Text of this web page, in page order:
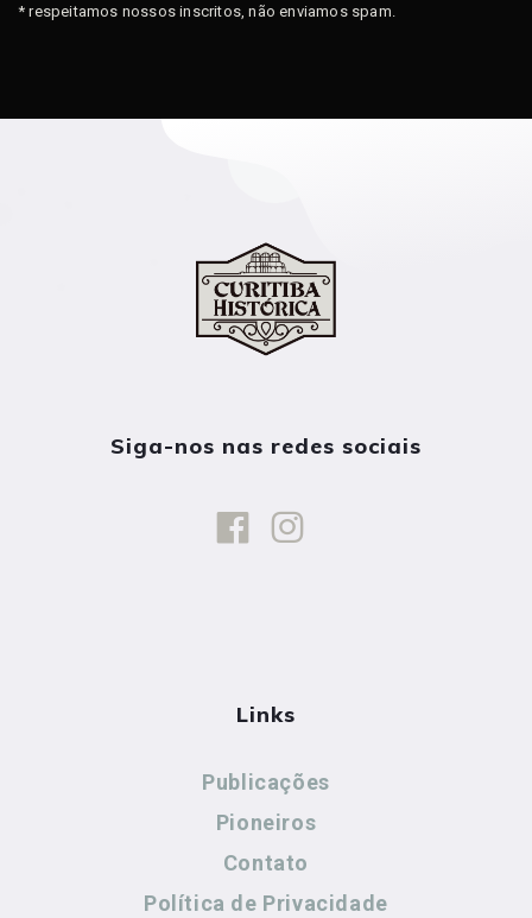
* respeitamos nossos inscritos, não enviamos spam.
Siga-nos nas redes sociais
Links
Publicações
Pioneiros
Contato
Política de Privacidade